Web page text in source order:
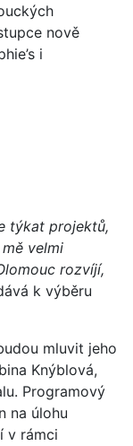
nově
i
týkat projektů,
velmi
rozvíjí,
k výběru
mluvit jeho
Knýblová,
Programový
na úlohu
v rámci